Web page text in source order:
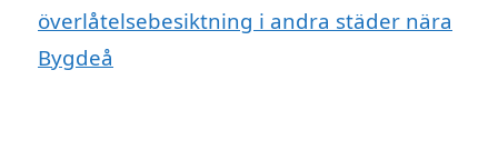
överlåtelsebesiktning i andra städer nära
Bygdeå